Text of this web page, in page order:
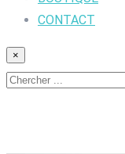
CONTACT
×